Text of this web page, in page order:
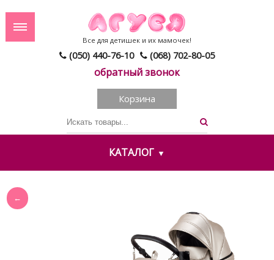
(050) 440-76-10 (068) 702-80-05
обратный звонок
Все для детишек и их мамочек!
Корзина
КАТАЛОГ